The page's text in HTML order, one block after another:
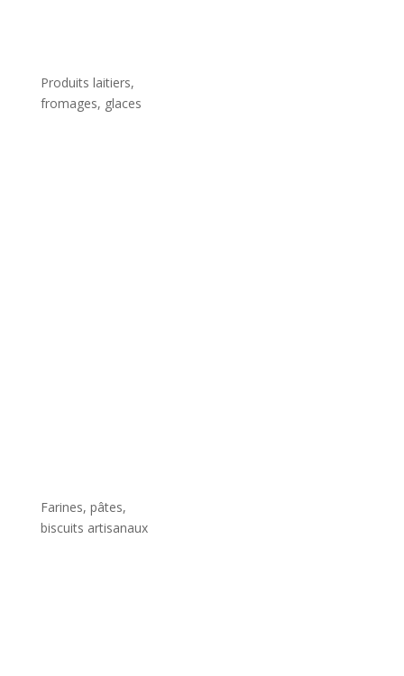
Produits laitiers,
fromages, glaces
Farines, pâtes,
biscuits artisanaux